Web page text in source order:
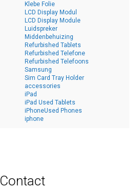
Klebe Folie
LCD Display Modul
LCD Display Module
Luidspreker
Middenbehuizing
Refurbished Tablets
Refurbished Telefone
Refurbished Telefoons
Samsung
Sim Card Tray Holder
accessories
iPad
iPad Used Tablets
iPhoneUsed Phones
iphone
Contact